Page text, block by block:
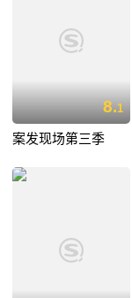
8.1
案发现场第三季